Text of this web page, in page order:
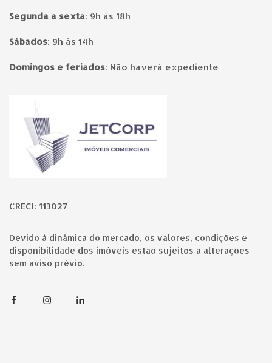
Segunda a sexta: 9h às 18h
Sábados: 9h às 14h
Domingos e feriados: Não haverá expediente
CRECI: 113027
Devido à dinâmica do mercado, os valores, condições e
disponibilidade dos imóveis estão sujeitos a alterações
sem aviso prévio.
FacebookInstagramLinkedin